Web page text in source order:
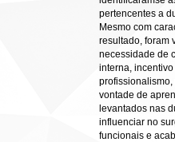
pertencentes a
Mesmo com
resultado, foram
necessidade de
interna,
vontade de
levantados nas
influenciar no
funcionais e